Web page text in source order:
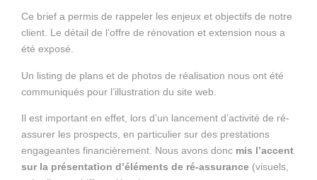
Ce brief a permis de rappeler les enjeux et objectifs de notre
client. Le détail de l’offre de rénovation et extension nous a
été exposé.
Un listing de plans et de photos de réalisation nous ont été
communiqués pour l’illustration du site web.
Il est important en effet, lors d’un lancement d’activité de ré-
assurer les prospects, en particulier sur des prestations
engageantes financièrement. Nous avons donc mis l’accent
sur la présentation d’éléments de ré-assurance (visuels,